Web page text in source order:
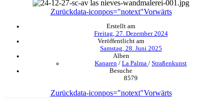
Zurückdata-iconpos="notext"Vorwärts
Erstellt am
Freitag, 27. Dezember 2024
Veröffentlicht am
Samstag, 28. Juni 2025
Alben
Kanaren / La Palma / Straßenkunst
Besuche
8579
Zurückdata-iconpos="notext"Vorwärts